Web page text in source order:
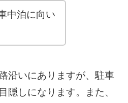
中泊に向い
沿いにありますが、駐車
隠しになります。また、